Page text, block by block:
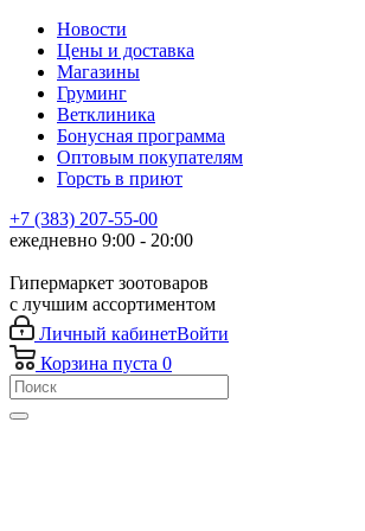
Новости
Цены и доставка
Магазины
Груминг
Ветклиника
Бонусная программа
Оптовым покупателям
Горсть в приют
+7 (383) 207-55-00
ежедневно 9:00 - 20:00
Гипермаркет зоотоваров
с лучшим ассортиментом
Личный кабинетВойти
Корзина пуста 0